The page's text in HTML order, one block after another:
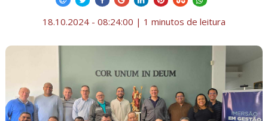
18.10.2024 - 08:24:00 | 1 minutos de leitura